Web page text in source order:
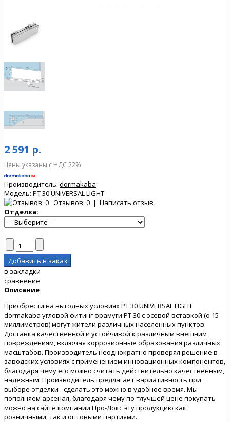
2 591 р.
Цены указаны с НДС 22%
Производитель: dormakaba
Модель: PT 30 UNIVERSAL LIGHT
Отзывов: 0 | Написать отзыв
Отделка:
в закладки
сравнение
Описание
Приобрести на выгодных условиях PT 30 UNIVERSAL LIGHT
dormakaba угловой фитинг фрамуги PT 30 с осевой вставкой (o 15
миллиметров) могут жители различных населенных пунктов.
Доставка качественной и устойчивой к различным внешним
повреждениям, включая коррозионные образования различных
масштабов. Производитель неоднократно проверял решение в
заводских условиях с применением инновационных компонентов,
благодаря чему его можно считать действительно качественным,
надежным. Производитель предлагает вариативность при
выборе отделки - сделать это можно в удобное время. Мы
пополняем арсенал, благодаря чему по =лучшей цене покупать
можно на сайте компании Про-Локс эту продукцию как
розничными, так и оптовыми партиями.